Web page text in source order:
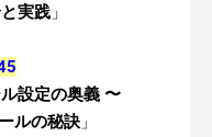
実践 」
設定の奥義 〜
ルの秘訣 」